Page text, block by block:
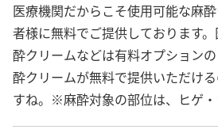
医療機関だからこそ使用可能な麻
者様に無料でご提供しております
酔クリームなどは有料オプション
酔クリームが無料で提供いただけ
すね。※麻酔対象の部位は、ヒゲ・